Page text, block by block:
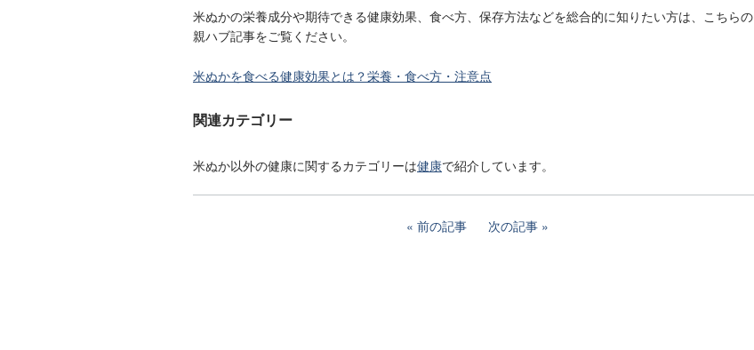
米ぬかの栄養成分や期待できる健康効果、食べ方、保存方法などを総合的に知りたい方は、こちらの
親ハブ記事をご覧ください。
米ぬかを食べる健康効果とは？栄養・食べ方・注意点
関連カテゴリー
米ぬか以外の健康に関するカテゴリーは健康で紹介しています。
前の記事 次の記事